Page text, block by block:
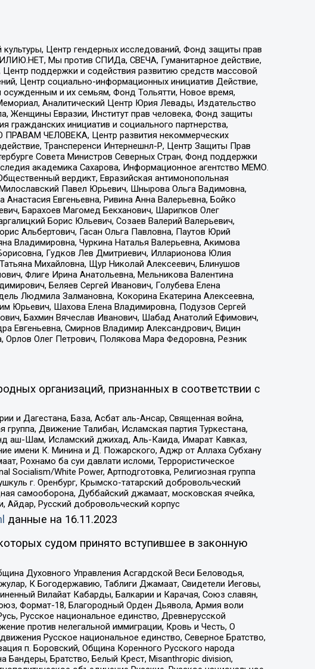
Центр гендерных исследований, Фонд защиты прав
Мы против СПИДа, СВЕЧА, Гуманитарное действие,
поддержки и содействия развитию средств массовой
Центр социально-информационных инициатив Действие,
и их семьям, Фонд Тольятти, Новое время,
Аналитический Центр Юрия Левады, Издательство
Женщины Евразии, Институт прав человека, Фонд защиты
гражданских инициатив и социального партнерства,
ПРАВАМ ЧЕЛОВЕКА, Центр развития некоммерческих
Трансперенси Интернешнл-Р, Центр Защиты Прав
Совета Министров Северных Стран, Фонд поддержки
академика Сахарова, Информационное агентство МЕМО.
вердикт, Евразийская антимонопольная
Павел Юрьевич, Шнырова Ольга Вадимовна,
Евгеньевна, Ривина Анна Валерьевна, Бойко
Барахоев Магомед Бекханович, Шарипков Олег
Борис Юльевич, Созаев Валерий Валерьевич,
Альбертович, Гасан Ольга Павловна, Паутов Юрий
Владимировна, Чуркина Наталья Валерьевна, Акимова
Гудков Лев Дмитриевич, Илларионова Юлия
Михайловна, Щур Николай Алексеевич, Блинушов
Флиге Ирина Анатольевна, Мельникова Валентина
Беляев Сергей Иванович, Голубева Елена
Людмила Залмановна, Кокорина Екатерина Алексеевна,
Юрьевич, Шахова Елена Владимировна, Подузов Сергей
Бахмин Вячеслав Иванович, Шабад Анатолий Ефимович,
Евгеньевна, Смирнов Владимир Александрович, Вицин
Орлов Олег Петрович, Полякова Мара Федоровна, Резник
организаций, признанных в соответствии с
и Дагестана, База, Асбат аль-Ансар, Священная война,
Движение Талибан, Исламская партия Туркестана,
аш-Шам, Исламский джихад, Аль-Каида, Имарат Кавказ,
имени К. Минина и Д. Пожарского, Аджр от Аллаха Субхану
Рохнамо ба суи давлати исломи, Террористическое
White Power, Артподготовка, Религиозная группа
г. Оренбург, Крымско-татарский добровольческий
самооборона, Дуббайский джамаат, московская ячейка,
Русский добровольческий корпус
данные на 16.11.2023
судом принято вступившее в законную
Духовного Управления Асгардской Веси Беловодья,
К Богодержавию, Таблиги Джамаат, Свидетели Иеговы,
Вилайат Кабарды, Балкарии и Карачая, Союз славян,
Формат-18, Благородный Орден Дьявола, Армия воли
Русское национальное единство, Древнерусской
против нелегальной иммиграции, Кровь и Честь, О
Русское национальное единство, Северное Братство,
п. Боровский, Община Коренного Русского народа
Бандеры, Братство, Белый Крест, Misanthropic division,